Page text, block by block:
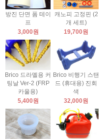
방진 단면 폼 테이
프
3,000원
캐노피 고정핀 (2
개 세트)
19,700원
Brico 드라멜용 커
팅날 Ver-2 (FRP
카울용)
5,400원
Brico 비행기 스탠
드 (휴대용) 진회
색
32,000원